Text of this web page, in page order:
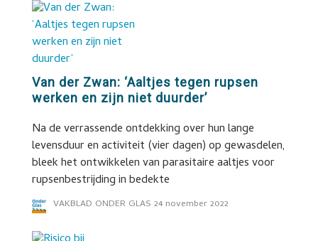
Van der Zwan: ‘Aaltjes tegen rupsen
werken en zijn niet duurder’
Na de verrassende ontdekking over hun lange
levensduur en activiteit (vier dagen) op gewasdelen,
bleek het ontwikkelen van parasitaire aaltjes voor
rupsenbestrijding in bedekte
VAKBLAD ONDER GLAS 24 november 2022